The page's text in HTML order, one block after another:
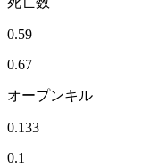
0.59
0.67
オープンキル
0.133
0.1